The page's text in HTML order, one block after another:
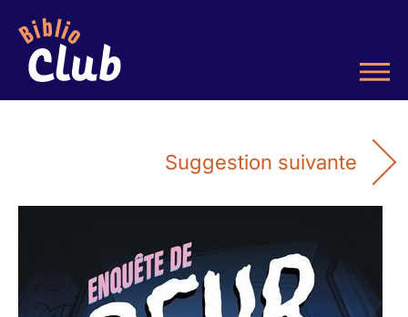
Suggestion suivante